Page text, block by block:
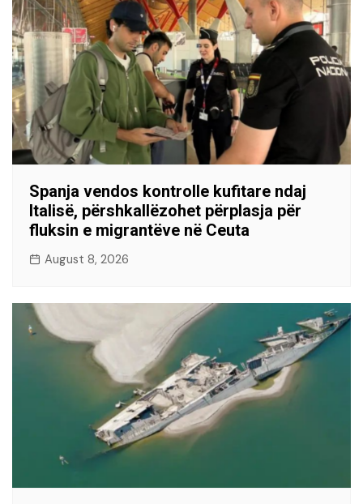
Spanja vendos kontrolle kufitare ndaj
Italisë, përshkallëzohet përplasja për
fluksin e migrantëve në Ceuta
August 8, 2026